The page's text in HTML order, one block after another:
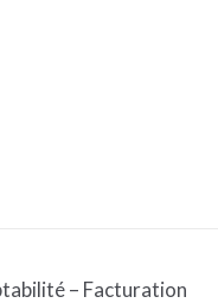
– Facturation